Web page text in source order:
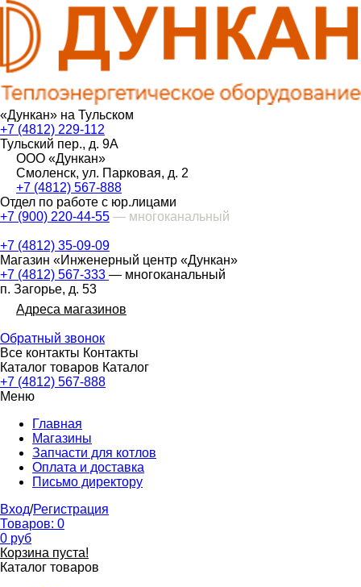
«Дункан» на Тульском
+7 (4812) 229-112
Тульский пер., д. 9А
ООО «Дункан»
Смоленск, ул. Парковая, д. 2
+7 (4812) 567-888
Отдел по работе с юр.лицами
+7 (900) 220-44-55 — многоканальный
+7 (4812) 35-09-09
Магазин «Инженерный центр «Дункан»
+7 (4812) 567-333 — многоканальный
п. Загорье, д. 53
Адреса магазинов
Обратный звонок
Все контакты Контакты
Каталог товаров Каталог
+7 (4812) 567-888
Меню
Главная
Магазины
Запчасти для котлов
Оплата и доставка
Письмо директору
Вход/Регистрация
Товаров: 0
0 руб
Корзина пуста!
Каталог товаров